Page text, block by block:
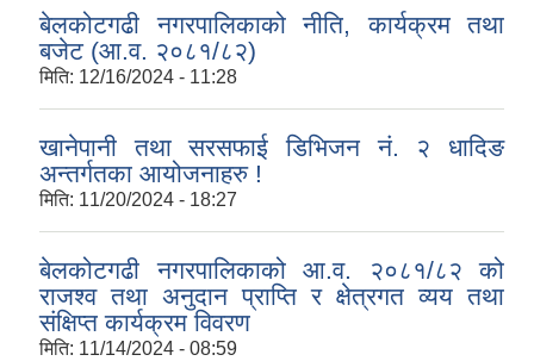
बेलकोटगढी नगरपालिकाको नीति, कार्यक्रम तथा
बजेट (आ.व. २०८१/८२)
मिति: 12/16/2024 - 11:28
खानेपानी तथा सरसफाई डिभिजन नं. २ धादिङ
अन्तर्गतका आयोजनाहरु !
मिति: 11/20/2024 - 18:27
बेलकोटगढी नगरपालिकाको आ.व. २०८१/८२ को
राजश्व तथा अनुदान प्राप्ति र क्षेत्रगत व्यय तथा
संक्षिप्त कार्यक्रम विवरण
मिति: 11/14/2024 - 08:59